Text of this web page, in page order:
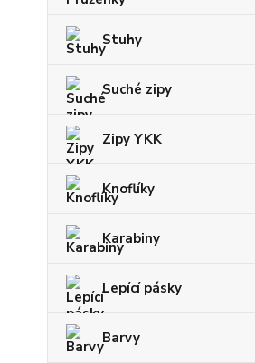
Stuhy
Suché zipy
Zipy YKK
Knoflíky
Karabiny
Lepící pásky
Barvy